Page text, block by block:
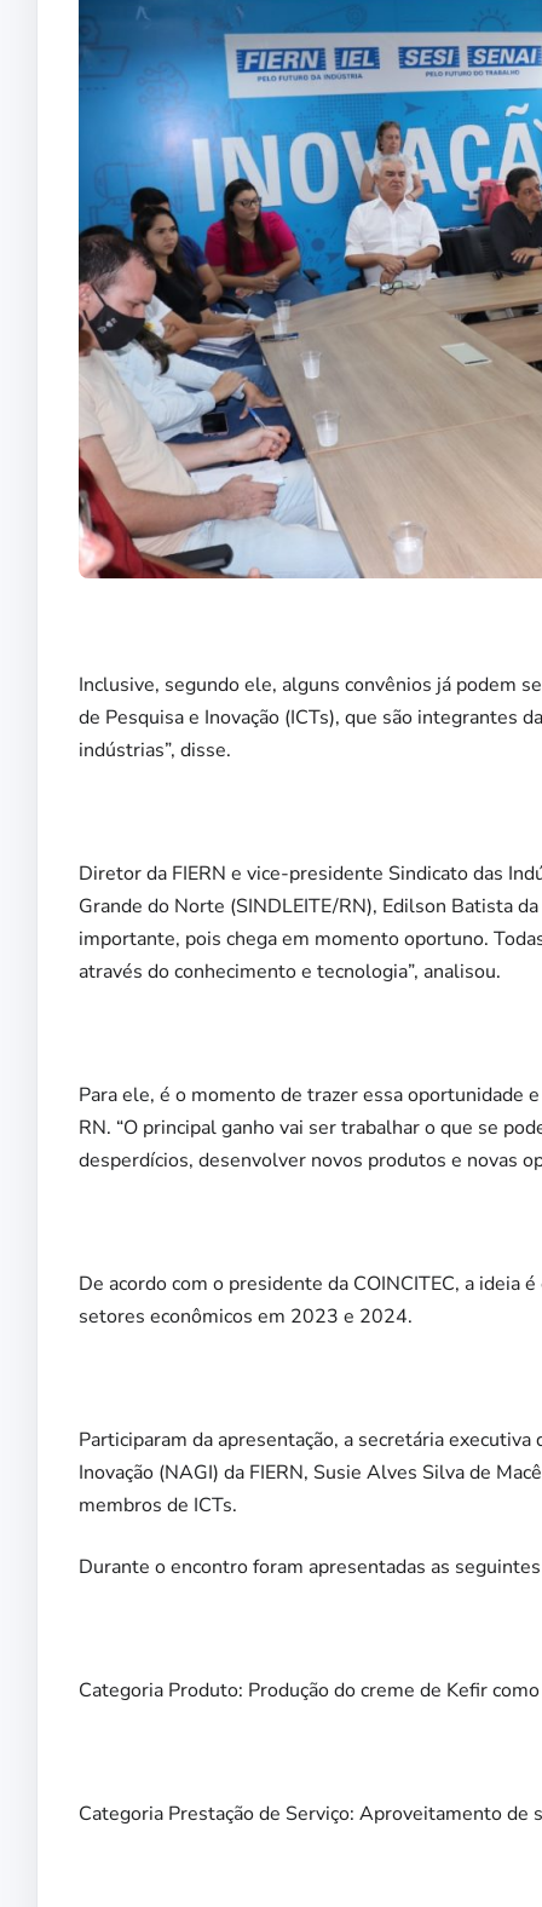
Inclusive, segundo ele, alguns convênios já podem
de Pesquisa e Inovação (ICTs), que são integrantes
indústrias”, disse.
Diretor da FIERN e vice-presidente Sindicato das
Grande do Norte (SINDLEITE/RN), Edilson Batista
importante, pois chega em momento oportuno.
através do conhecimento e tecnologia”, analisou.
Para ele, é o momento de trazer essa oportunidade
RN. “O principal ganho vai ser trabalhar o que se
desperdícios, desenvolver novos produtos e novas
De acordo com o presidente da COINCITEC, a ideia
setores econômicos em 2023 e 2024.
Participaram da apresentação, a secretária
Inovação (NAGI) da FIERN, Susie Alves Silva de
membros de ICTs.
Durante o encontro foram apresentadas as
Categoria Produto: Produção do creme de Kefir
Categoria Prestação de Serviço: Aproveitamento